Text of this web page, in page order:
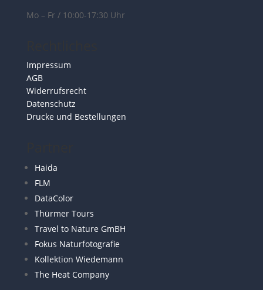
Mo – Fr / 10:00-17:30 Uhr
Impressum
AGB
Widerrufsrecht
Datenschutz
Drucke und Bestellungen
Haida
FLM
DataColor
Thürmer Tours
Travel to Nature GmBH
Fokus Naturfotografie
Kollektion Wiedemann
The Heat Company